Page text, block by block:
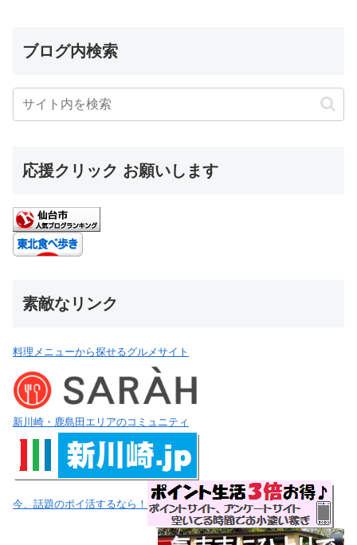
ブログ内検索
応援クリック お願いします
素敵なリンク
料理メニューから探せるグルメサイト
新川崎・鹿島田エリアのコミュニティ
今、話題のポイ活するなら！